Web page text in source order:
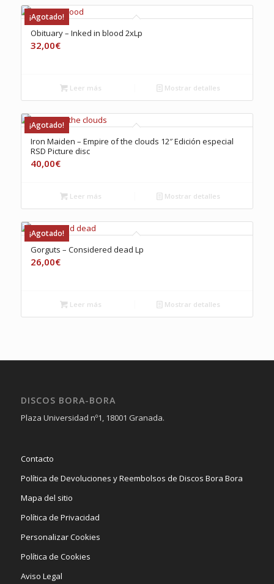
¡Agotado!
Obituary – Inked in blood 2xLp
32,00€
Leer más Mostrar detalles
¡Agotado!
Iron Maiden – Empire of the clouds 12″ Edición especial
RSD Picture disc
40,00€
Leer más Mostrar detalles
¡Agotado!
Gorguts – Considered dead Lp
26,00€
Leer más Mostrar detalles
DISCOS BORA-BORA
Plaza Universidad nº1, 18001 Granada.
Contacto
Política de Devoluciones y Reembolsos de Discos Bora Bora
Mapa del sitio
Política de Privacidad
Personalizar Cookies
Política de Cookies
Aviso Legal